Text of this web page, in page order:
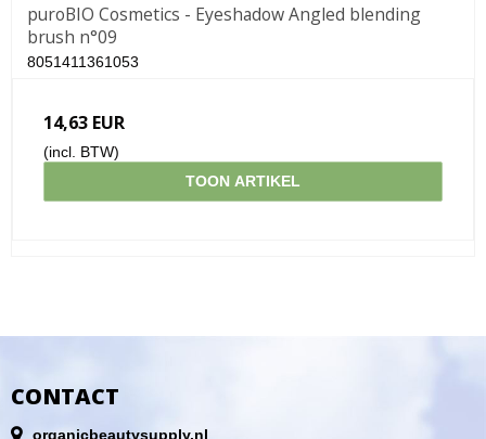
puroBIO Cosmetics - Eyeshadow Angled blending
brush n°09
8051411361053
14,63 EUR
(incl. BTW)
TOON ARTIKEL
CONTACT
organicbeautysupply.nl